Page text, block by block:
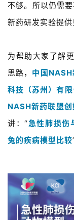
不够。所以仍需
新药研发实验提供
为帮助大家了解
思路， 中国
科技（苏州）有
NASH新药联盟创
讲：“急性肺损
兔的疾病模型比较